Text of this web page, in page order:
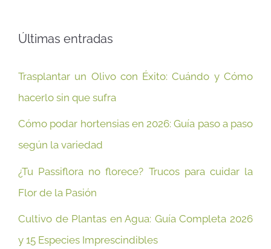
Últimas entradas
Trasplantar un Olivo con Éxito: Cuándo y Cómo
hacerlo sin que sufra
Cómo podar hortensias en 2026: Guía paso a paso
según la variedad
¿Tu Passiflora no florece? Trucos para cuidar la
Flor de la Pasión
Cultivo de Plantas en Agua: Guía Completa 2026
y 15 Especies Imprescindibles